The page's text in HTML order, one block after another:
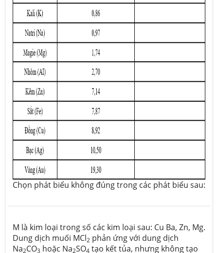
Chọn phát biểu không đúng trong các phát biểu sau:
M là kim loại trong số các kim loại sau: Cu Ba, Zn, Mg.
Dung dịch muối MCl2 phản ứng với dung dịch
Na2CO3 hoặc Na2SO4 tạo kết tủa, nhưng không tạo